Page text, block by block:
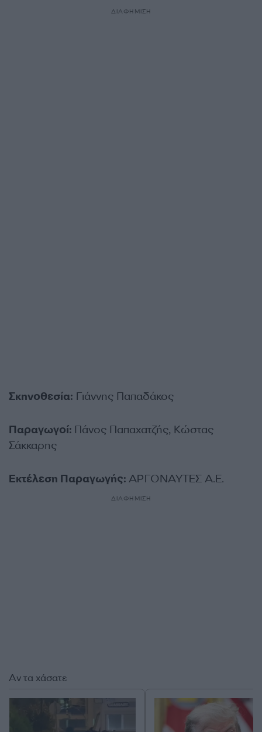
ΔΙΑΦΗΜΙΣΗ
Σκηνοθεσία: Γιάννης Παπαδάκος
Παραγωγοί: Πάνος Παπαχατζής, Κώστας
Σάκκαρης
Εκτέλεση Παραγωγής: ΑΡΓΟΝΑΥΤΕΣ Α.Ε.
ΔΙΑΦΗΜΙΣΗ
Αν τα χάσατε